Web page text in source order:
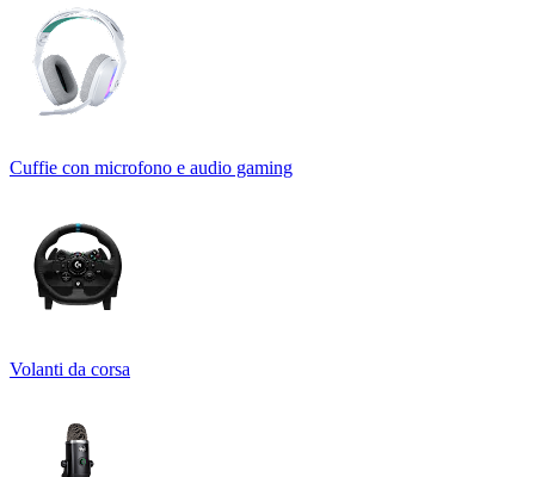
Cuffie con microfono e audio gaming
Volanti da corsa